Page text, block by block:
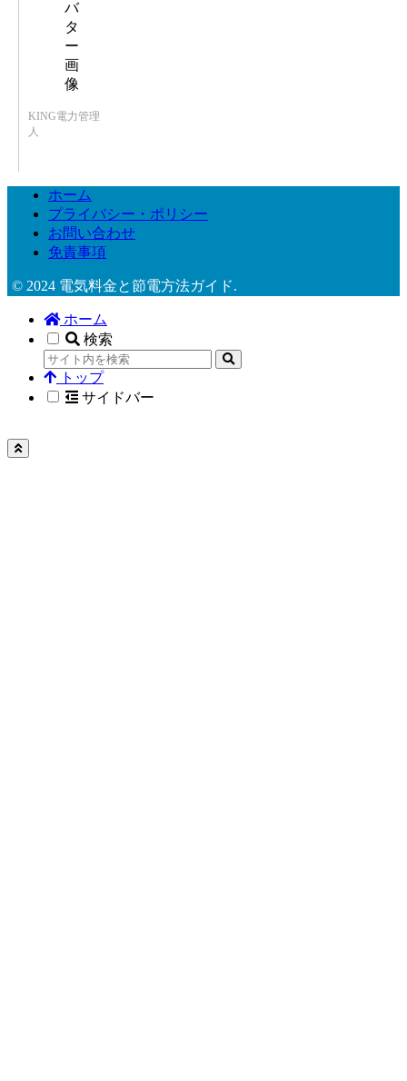
KING電力管理
人
ホーム
プライバシー・ポリシー
お問い合わせ
免責事項
© 2024 電気料金と節電方法ガイド.
ホーム
検索
トップ
サイドバー